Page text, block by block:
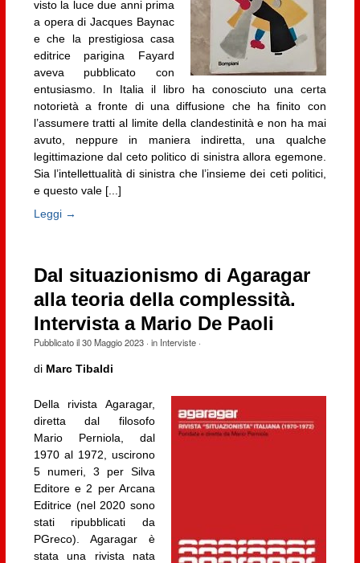
visto la luce due anni prima
a opera di Jacques Baynac
e che la prestigiosa casa
editrice parigina Fayard
aveva pubblicato con
entusiasmo. In Italia il libro ha conosciuto una certa
notorietà a fronte di una diffusione che ha finito con
l’assumere tratti al limite della clandestinità e non ha mai
avuto, neppure in maniera indiretta, una qualche
legittimazione dal ceto politico di sinistra allora egemone.
Sia l’intellettualità di sinistra che l’insieme dei ceti politici,
e questo vale [...]
Leggi →
Dal situazionismo di Agaragar
alla teoria della complessità.
Intervista a Mario De Paoli
Pubblicato il30 Maggio 2023· in Interviste·
di Marc Tibaldi
Della rivista Agaragar,
diretta dal filosofo
Mario Perniola, dal
1970 al 1972, uscirono
5 numeri, 3 per Silva
Editore e 2 per Arcana
Editrice (nel 2020 sono
stati ripubblicati da
PGreco). Agaragar è
stata una rivista nata